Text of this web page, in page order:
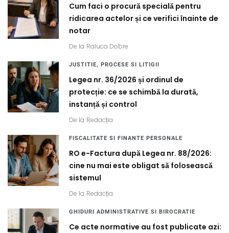
Cum faci o procură specială pentru
ridicarea actelor și ce verifici înainte de
notar
De la Raluca Dobre
JUSTITIE, PROCESE SI LITIGII
Legea nr. 36/2026 și ordinul de
protecție: ce se schimbă la durată,
instanță și control
De la Redacția
FISCALITATE SI FINANTE PERSONALE
RO e-Factura după Legea nr. 88/2026:
cine nu mai este obligat să folosească
sistemul
De la Redacția
GHIDURI ADMINISTRATIVE SI BIROCRATIE
Ce acte normative au fost publicate azi: